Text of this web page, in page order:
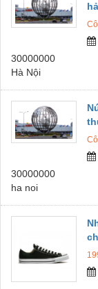
30000000
Hà Nội
30000000
ha noi